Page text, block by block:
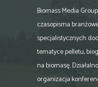
Biomass Media
czasopisma
specjalistycznych
tematyce pelletu,
na biomasę.
organizacja